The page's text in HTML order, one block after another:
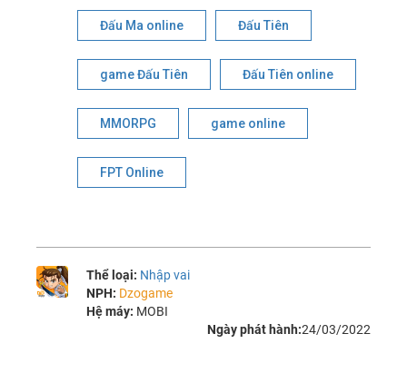
Đấu Ma online Đấu Tiên
game Đấu Tiên Đấu Tiên online
MMORPG game online
FPT Online
Thể loại: Nhập vai
NPH: Dzogame
Hệ máy: MOBI
Ngày phát hành:24/03/2022